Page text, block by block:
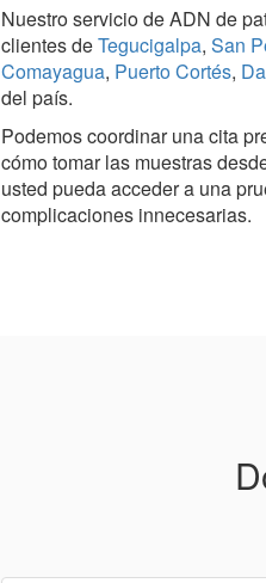
Nuestro servicio de ADN de
clientes deTegucigalpa, San
Comayagua, Puerto Cortés,
del país.
Podemos coordinar una cita
cómo tomar las muestras
usted pueda acceder a una
complicaciones innecesarias.